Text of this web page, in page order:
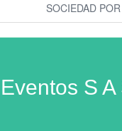
SOCIEDAD
S A